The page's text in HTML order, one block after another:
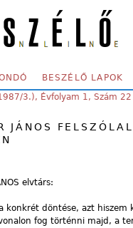
MENU
BESZÉLŐ LAPOK
HERE:3.), Évfolyam 1, Szám 22
JÁNOS
elvtárs:
konkrét döntése, azt hiszem
fog történni majd, a